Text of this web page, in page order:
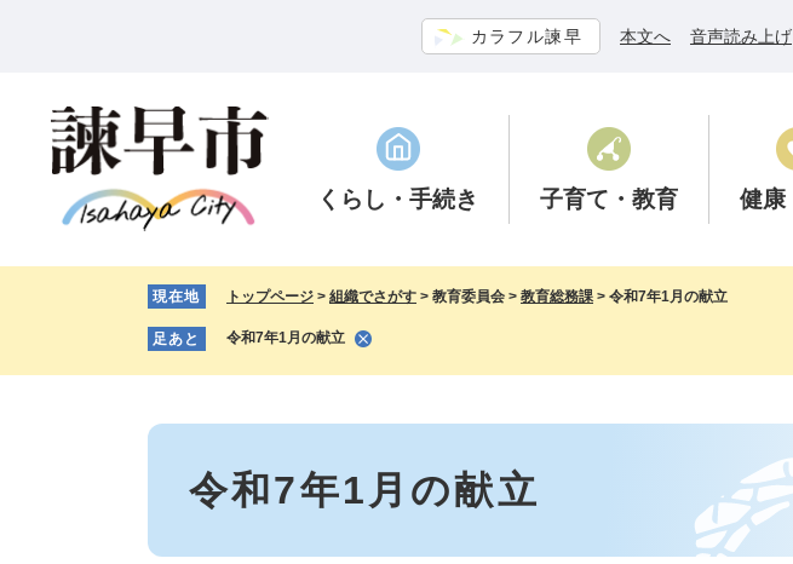
カラフル諫早 本文へ 音声読み上げ
くらし ・手続き 子育て ・教育 健康
現在地 トップページ > 組織でさがす > 教育委員会 > 教育総務課 > 令和7年1月の献立
足あと 令和7年1月の献立
本
令和7年1月の献立